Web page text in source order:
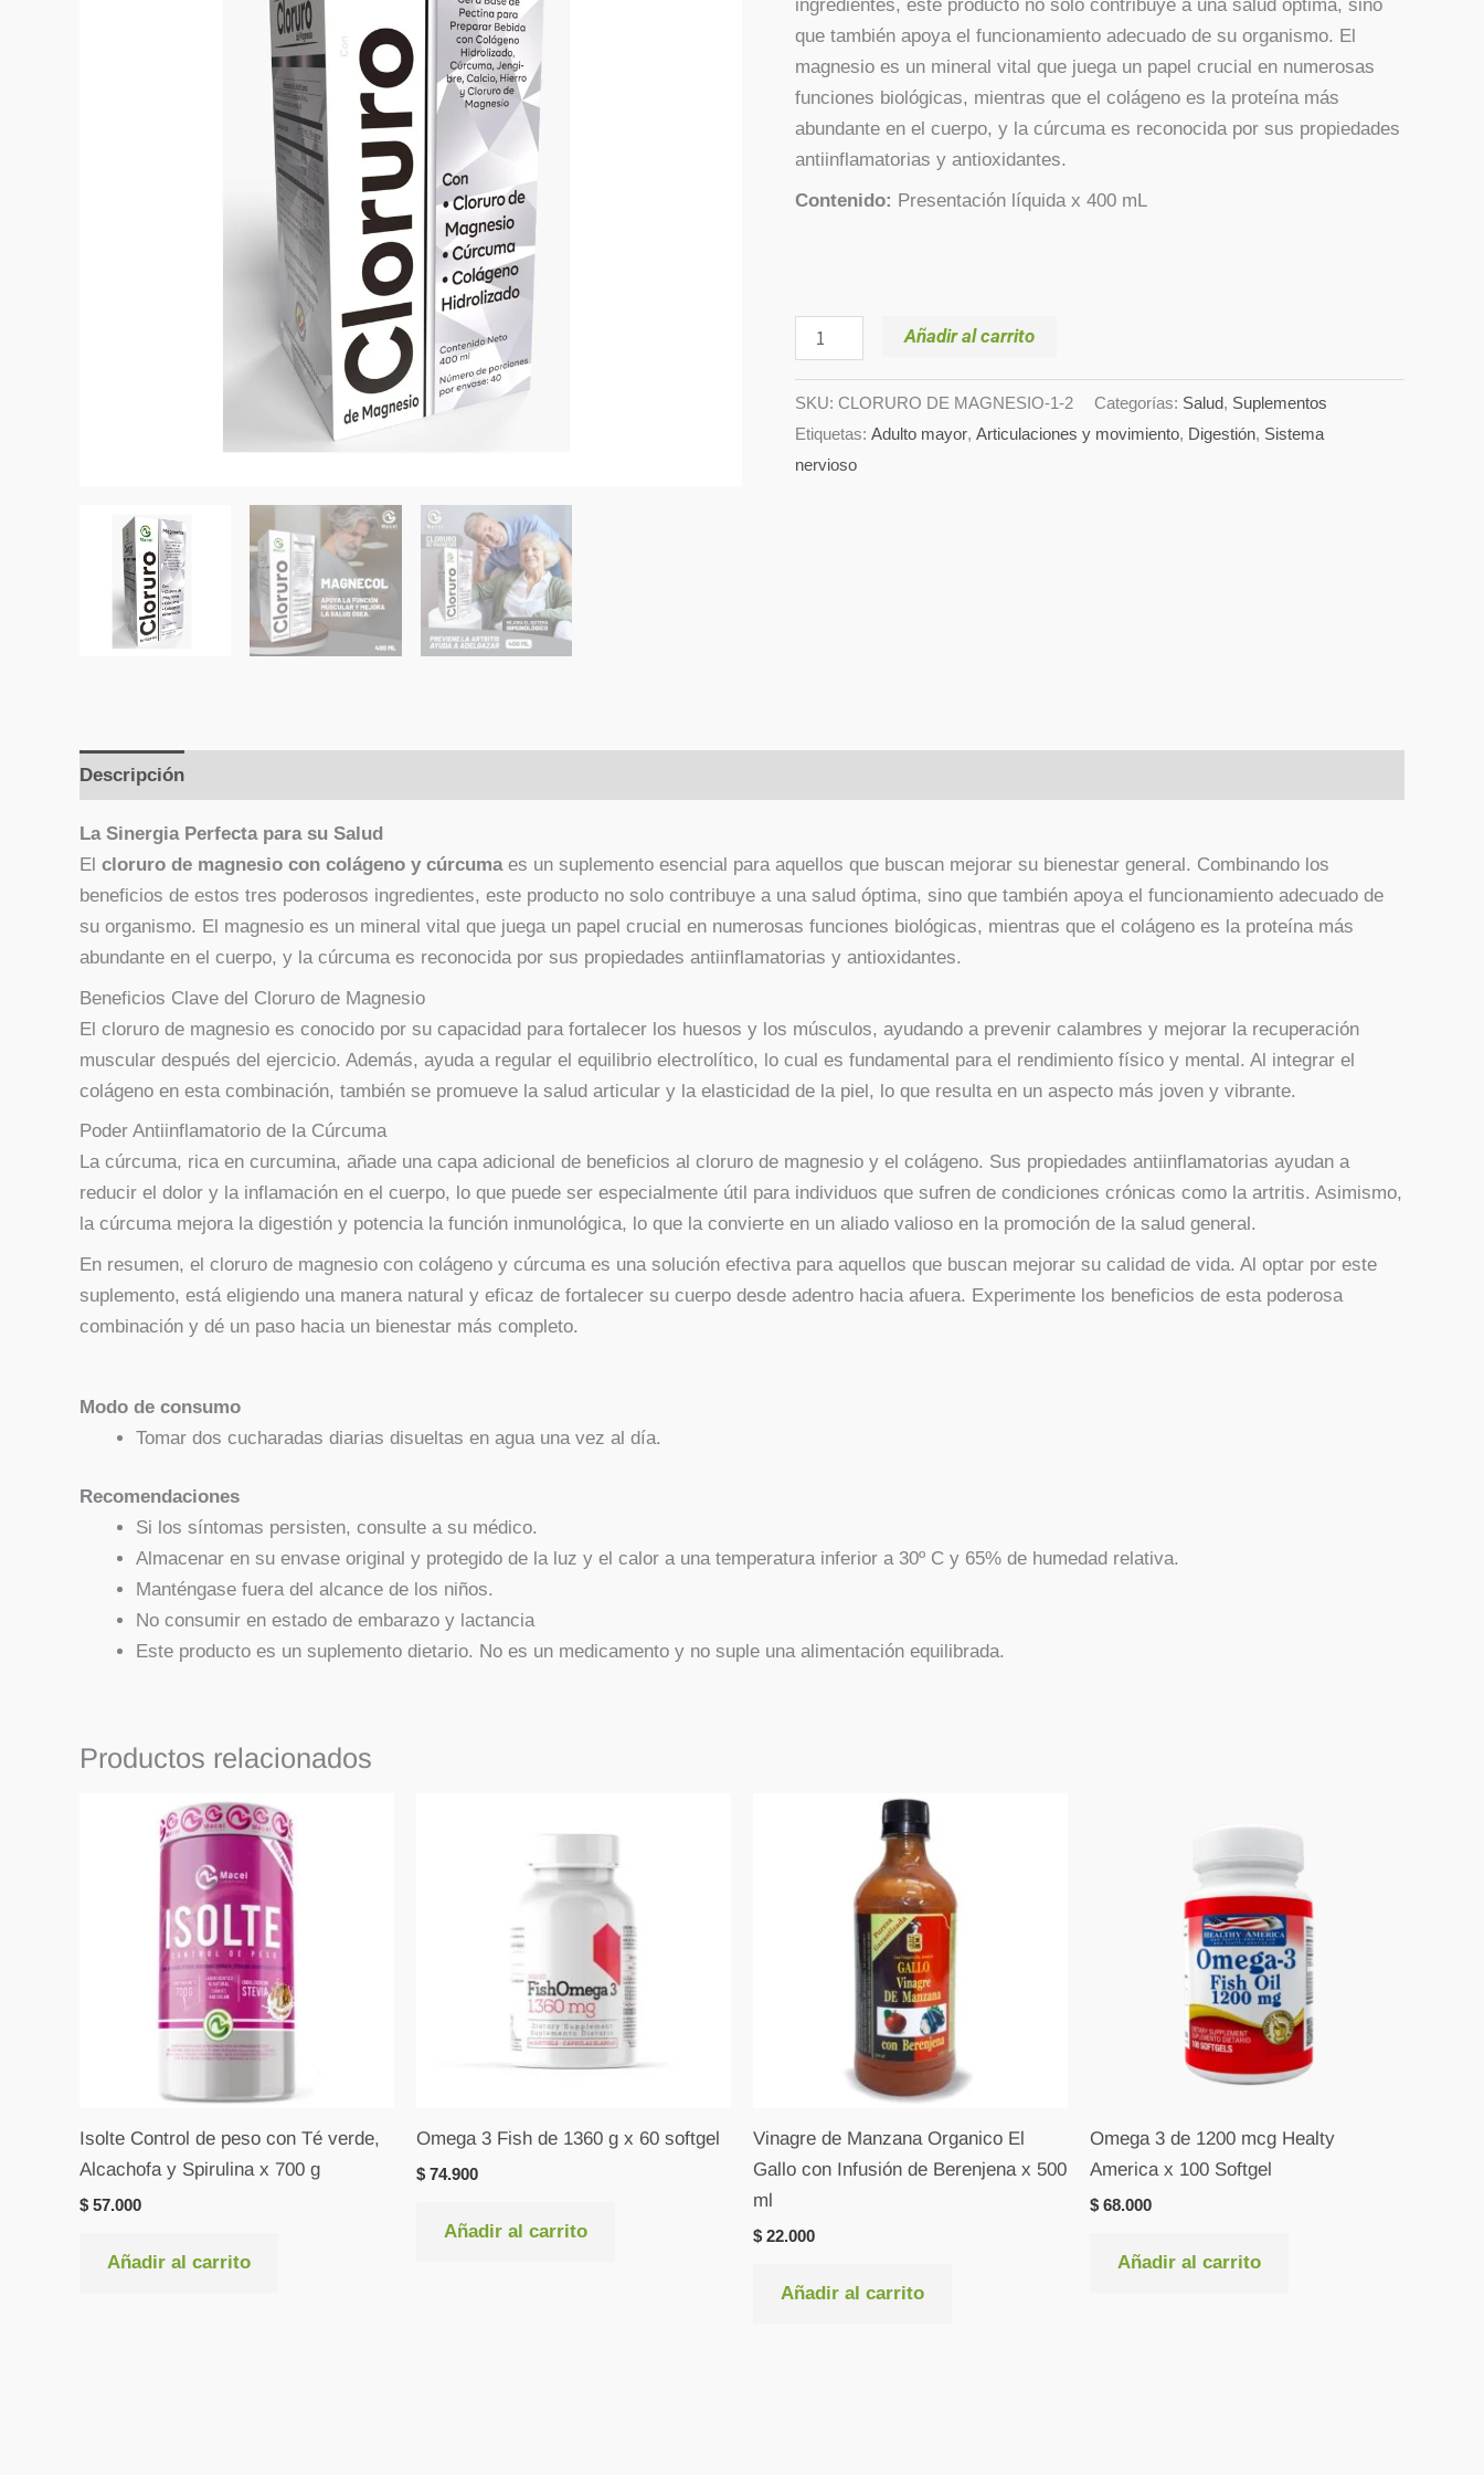
ingredientes, este producto no solo contribuye a una salud óptima, sino
que también apoya el funcionamiento adecuado de su organismo. El
magnesio es un mineral vital que juega un papel crucial en numerosas
funciones biológicas, mientras que el colágeno es la proteína más
abundante en el cuerpo, y la cúrcuma es reconocida por sus propiedades
antiinflamatorias y antioxidantes.
Contenido: Presentación líquida x 400 mL
400
Añadir al carrito
SKU: CLORURO DE MAGNESIO-1-2 Categorías: Salud, Suplementos
Etiquetas: Adulto mayor, Articulaciones y movimiento, Digestión, Sistema
nervioso
Descripción
La Sinergia Perfecta para su Salud
El cloruro de magnesio con colágeno y cúrcumaes un suplemento esencial para aquellos que buscan mejorar su bienestar general. Combinando los
beneficios de estos tres poderosos ingredientes, este producto no solo contribuye a una salud óptima, sino que también apoya el funcionamiento adecuado de
su organismo. El magnesio es un mineral vital que juega un papel crucial en numerosas funciones biológicas, mientras que el colágeno es la proteína más
abundante en el cuerpo, y la cúrcuma es reconocida por sus propiedades antiinflamatorias y antioxidantes.
Beneficios Clave del Cloruro de Magnesio
El cloruro de magnesio es conocido por su capacidad para fortalecer los huesos y los músculos, ayudando a prevenir calambres y mejorar la recuperación
muscular después del ejercicio. Además, ayuda a regular el equilibrio electrolítico, lo cual es fundamental para el rendimiento físico y mental. Al integrar el
colágeno en esta combinación, también se promueve la salud articular y la elasticidad de la piel, lo que resulta en un aspecto más joven y vibrante.
Poder Antiinflamatorio de la Cúrcuma
La cúrcuma, rica en curcumina, añade una capa adicional de beneficios al cloruro de magnesio y el colágeno. Sus propiedades antiinflamatorias ayudan a
reducir el dolor y la inflamación en el cuerpo, lo que puede ser especialmente útil para individuos que sufren de condiciones crónicas como la artritis. Asimismo,
la cúrcuma mejora la digestión y potencia la función inmunológica, lo que la convierte en un aliado valioso en la promoción de la salud general.
En resumen, el cloruro de magnesio con colágeno y cúrcuma es una solución efectiva para aquellos que buscan mejorar su calidad de vida. Al optar por este
suplemento, está eligiendo una manera natural y eficaz de fortalecer su cuerpo desde adentro hacia afuera. Experimente los beneficios de esta poderosa
combinación y dé un paso hacia un bienestar más completo.
Modo de consumo
Tomar dos cucharadas diarias disueltas en agua una vez al día.
Recomendaciones
Si los síntomas persisten, consulte a su médico.
Almacenar en su envase original y protegido de la luz y el calor a una temperatura inferior a 30º C y 65% de humedad relativa.
Manténgase fuera del alcance de los niños.
No consumir en estado de embarazo y lactancia
Este producto es un suplemento dietario. No es un medicamento y no suple una alimentación equilibrada.
Productos relacionados
Isolte Control de peso con Té verde,
Alcachofa y Spirulina x 700 g
$ 57.000
Añadir al carrito
Omega 3 Fish de 1360 g x 60 softgel
$ 74.900
Añadir al carrito
Vinagre de Manzana Organico El
Gallo con Infusión de Berenjena x 500
ml
$ 22.000
Añadir al carrito
Omega 3 de 1200 mcg Healty
America x 100 Softgel
$ 68.000
Añadir al carrito